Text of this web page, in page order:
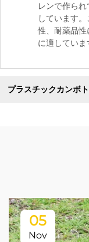
レンで作ら
しています
性、耐薬品
に適していま
プラスチックカンボ
05
Nov